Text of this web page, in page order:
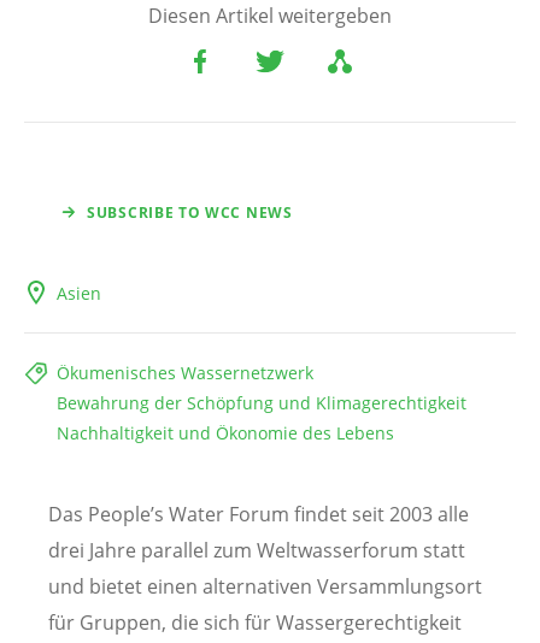
Diesen Artikel weitergeben
SUBSCRIBE TO WCC NEWS
Asien
Ökumenisches Wassernetzwerk
Bewahrung der Schöpfung und Klimagerechtigkeit
Nachhaltigkeit und Ökonomie des Lebens
Das People’s Water Forum findet seit 2003 alle
drei Jahre parallel zum Weltwasserforum statt
und bietet einen alternativen Versammlungsort
für Gruppen, die sich für Wassergerechtigkeit